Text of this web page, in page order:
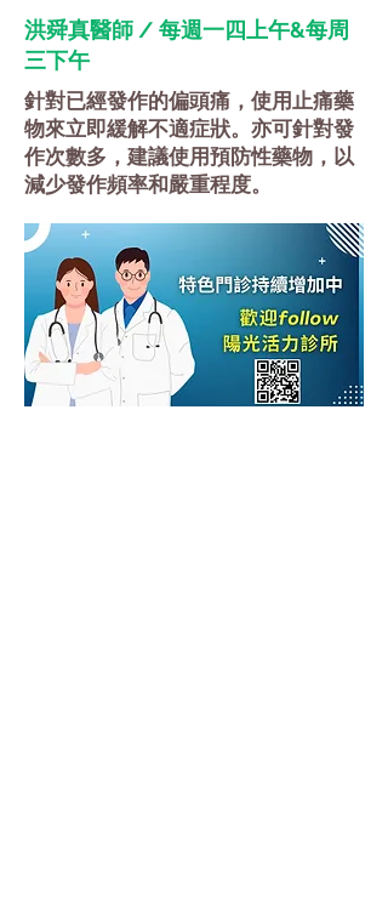
​洪舜真醫師 / 每週一四上午&每周
三下午
針對已經發作的偏頭痛，使用止痛藥
物來立即緩解不適症狀。亦可針對發
作次數多，建議使用預防性藥物，以
減少發作頻率和嚴重程度。